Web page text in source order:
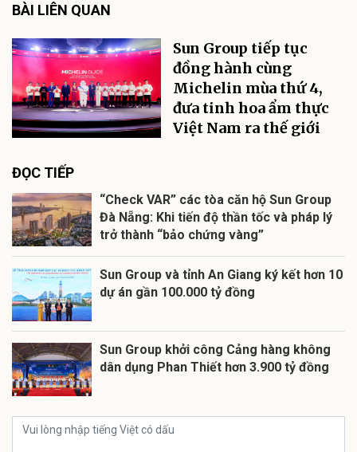
BÀI LIÊN QUAN
Sun Group tiếp tục
đồng hành cùng
Michelin mùa thứ 4,
đưa tinh hoa ẩm thực
Việt Nam ra thế giới
ĐỌC TIẾP
“Check VAR” các tòa căn hộ Sun Group
Đà Nẵng: Khi tiến độ thần tốc và pháp lý
trở thành “bảo chứng vàng”
Sun Group và tỉnh An Giang ký kết hơn 10
dự án gần 100.000 tỷ đồng
Sun Group khởi công Cảng hàng không
dân dụng Phan Thiết hơn 3.900 tỷ đồng